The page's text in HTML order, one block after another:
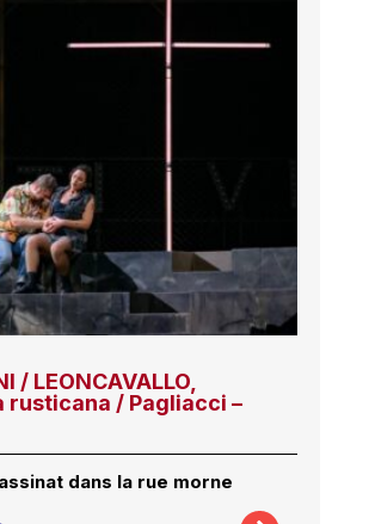
/ LEONCAVALLO,
rusticana / Pagliacci –
dans la rue morne